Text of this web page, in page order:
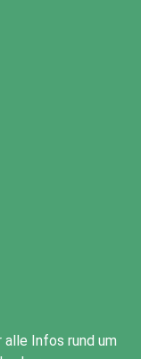
Infos rund um